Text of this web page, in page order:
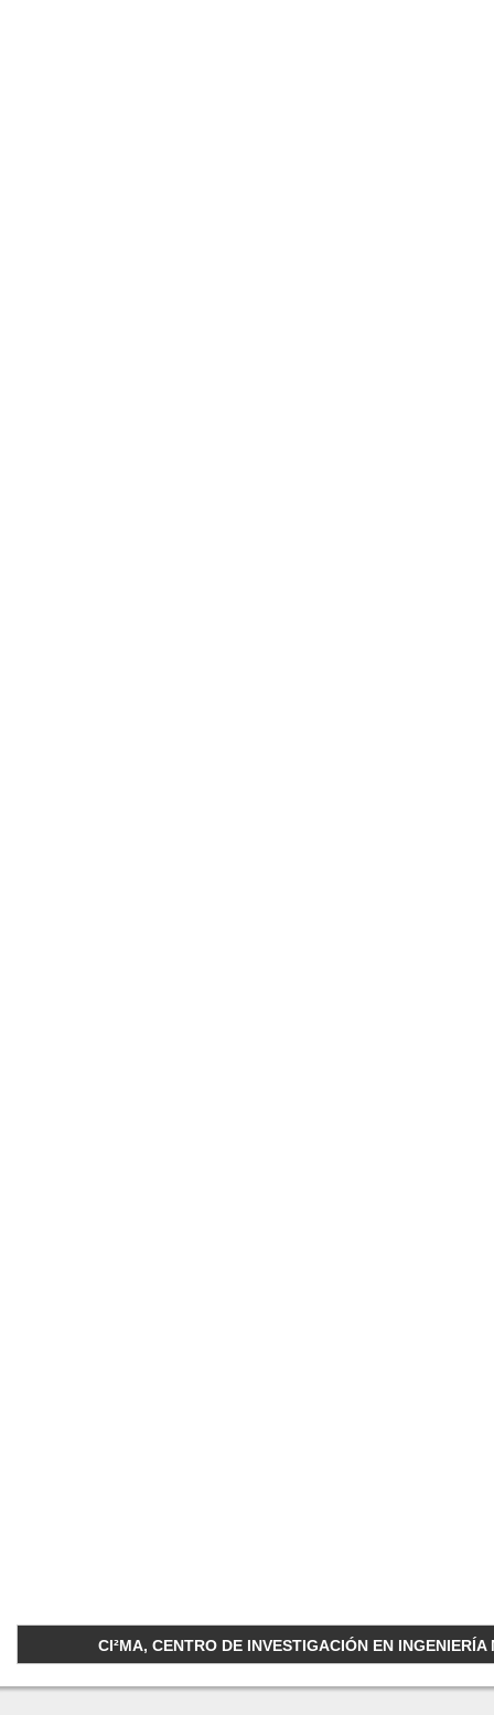
CI²MA, CENTRO DE INVESTIGACIÓN EN